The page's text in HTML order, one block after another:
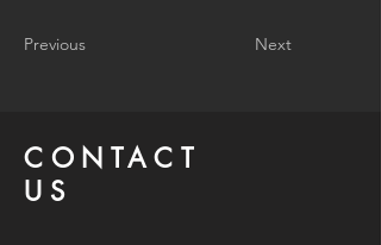
Previous Next
CONTACT
US